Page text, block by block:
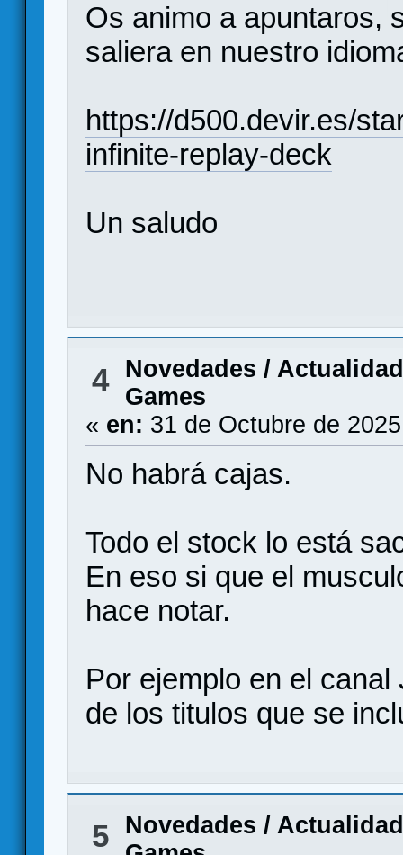
Os animo a apuntaros,
saliera en nuestro
https://d500.devir.es/
infinite-replay-deck
Un saludo
4
Novedades / Actualidad
Games
« en: 31 de Octubre de
No habrá cajas.
Todo el stock lo está
En eso si que el
hace notar.
Por ejemplo en el
de los titulos que se
5
Novedades / Actualidad